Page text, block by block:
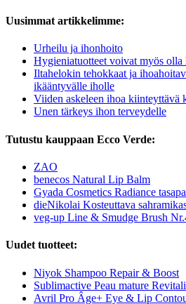
Uusimmat artikkelimme:
Urheilu ja ihonhoito
Hygieniatuotteet voivat myös olla
Iltahelokin tehokkaat ja
ikääntyvälle iholle
Viiden askeleen ihoa kiinteyttävä
Unen tärkeys ihon terveydelle
Tutustu kauppaan Ecco Verde:
ZAO
benecos Natural Lip Balm
Gyada Cosmetics Radiance
dieNikolai Kosteuttava
veg-up Line & Smudge Brush
Uudet tuotteet:
Niyok Shampoo Repair & Boost
Sublimactive Peau mature
Avril Pro Âge+ Eye & Lip